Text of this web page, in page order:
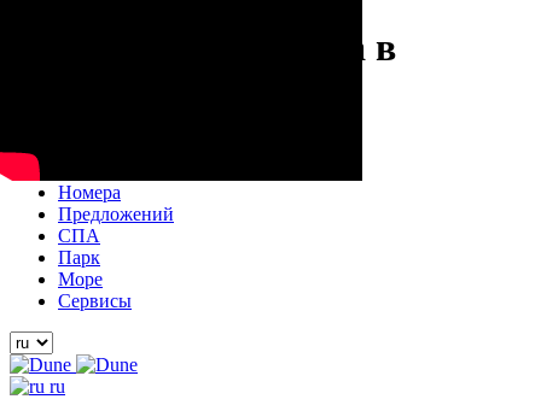
отель Курорт & Спа в
Dune в Сардинии
Номера
Предложений
СПА
Парк
Море
Сервисы
ru